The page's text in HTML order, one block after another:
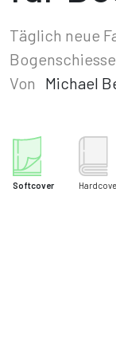
Täglich neue
Von
Michael
Softcover